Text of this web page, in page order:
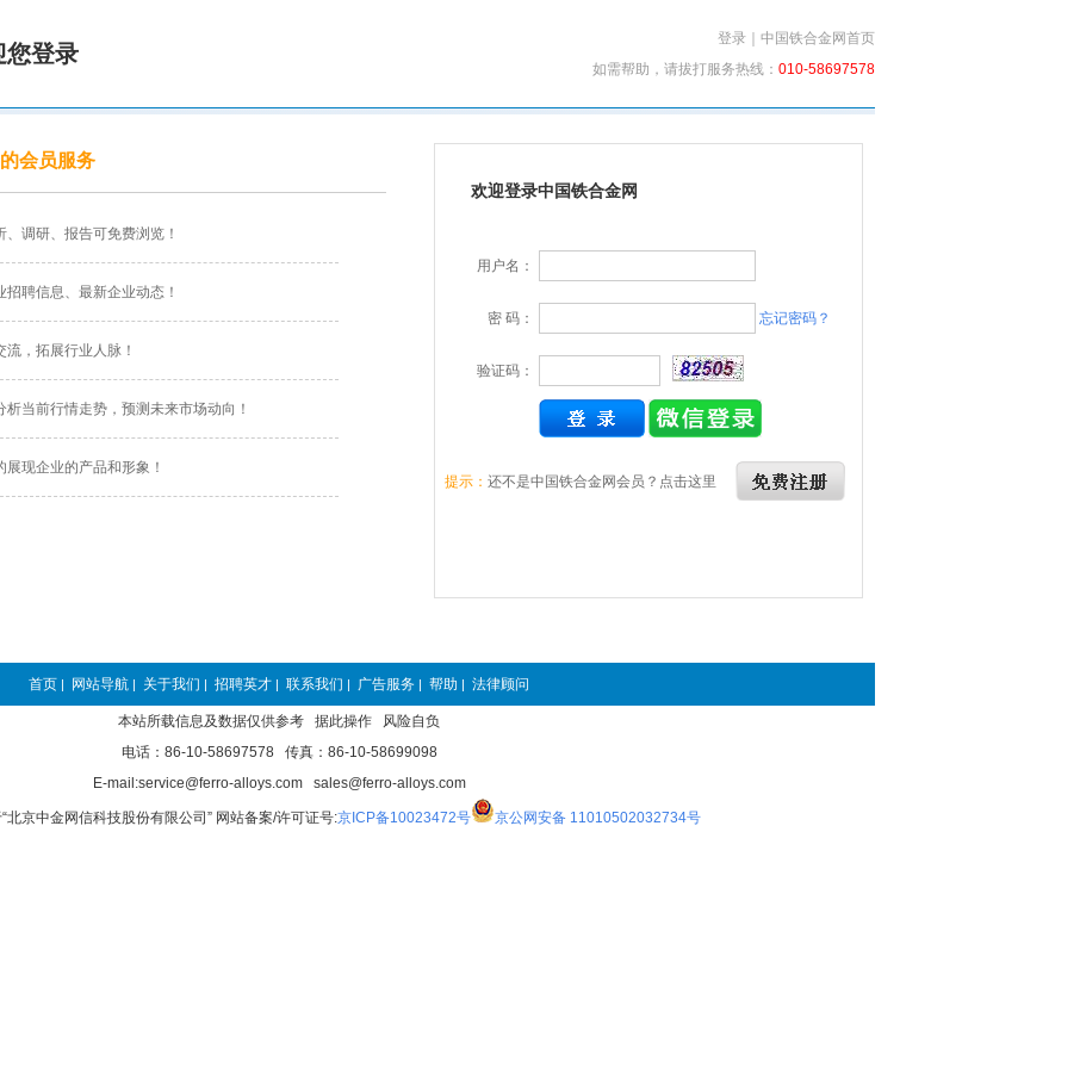
您登录
登录
中国铁合金网首页
如需帮助，请拔打服务热线： 010-58697578
会员服务
调研、报告可免费浏览！
聘信息、最新企业动态！
，拓展行业人脉！
当前行情走势，预测未来市场动向！
现企业的产品和形象！
欢迎登录中国铁合金网
用户名：
密 码： 忘记密码？
验证码：
提示： 还不是中国铁合金网会员？点击这里
首页 | 网站导航 | 关于我们 | 招聘英才 | 联系我们 | 广告服务 | 帮助 | 法律顾问
本站所载信息及数据仅供参考 据此操作 风险自负
电话：86-10-58697578 传真：86-10-58699098
E-mail:service@ferro-alloys.com sales@ferro-alloys.com
北京中金网信科技股份有限公司” 网站备案/许可证号:京ICP备10023472号 京公网安备 11010502032734号